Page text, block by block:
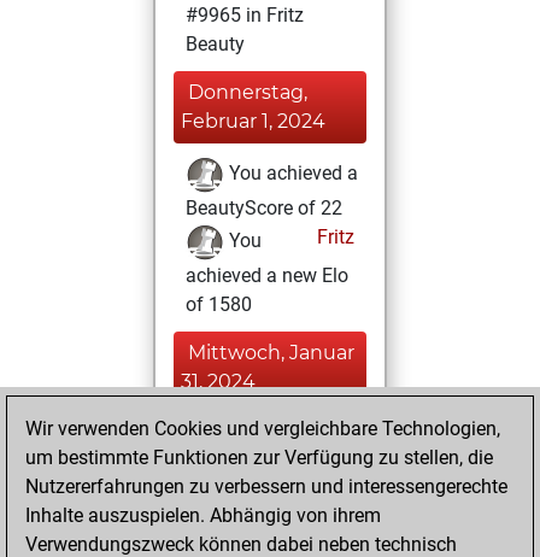
#9965 in Fritz
Beauty
Donnerstag,
Februar 1, 2024
You achieved a
BeautyScore of 22
Fritz
You
achieved a new Elo
of 1580
Mittwoch, Januar
31, 2024
You played 5
blitz games
Play
=0 -4 in blitz
Wir verwenden Cookies und vergleichbare Technologien,
um bestimmte Funktionen zur Verfügung zu stellen, die
Nutzererfahrungen zu verbessern und interessengerechte
Inhalte auszuspielen. Abhängig von ihrem
Verwendungszweck können dabei neben technisch